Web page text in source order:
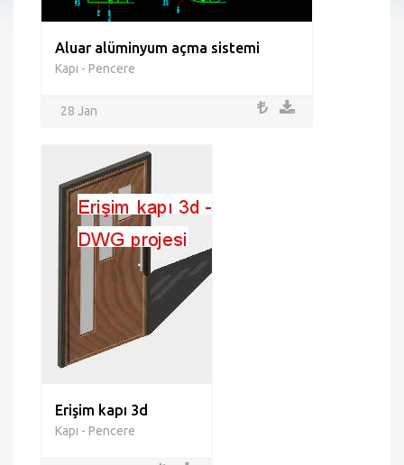
Aluar alüminyum açma sistemi
Kapı - Pencere
28 Jan
Erişim kapı 3d
Kapı - Pencere